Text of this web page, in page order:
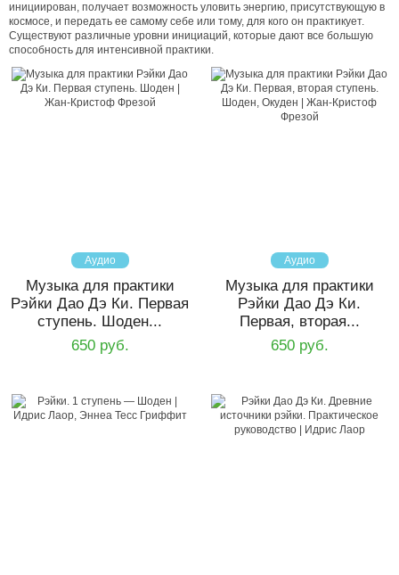
инициирован, получает возможность уловить энергию, присутствующую в
космосе, и передать ее самому себе или тому, для кого он практикует.
Существуют различные уровни инициаций, которые дают все большую
способность для интенсивной практики.
Аудио
Музыка для практики
Рэйки Дао Дэ Ки. Первая
ступень. Шоден...
650 руб.
Аудио
Музыка для практики
Рэйки Дао Дэ Ки.
Первая, вторая...
650 руб.